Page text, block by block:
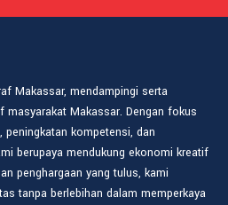
Makassar, mendampingi serta
masyarakat Makassar. Dengan fokus
kompetensi, dan
berupaya mendukung ekonomi kreatif
penghargaan yang tulus, kami
tanpa berlebihan dalam memperkaya